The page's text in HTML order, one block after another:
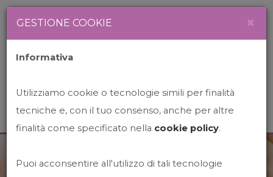
GESTIONE COOKIE ×
Informativa
Utilizziamo cookie o tecnologie simili per finalità
tecniche e, con il tuo consenso, anche per altre
finalità come specificato nella cookie policy.
Puoi acconsentire all'utilizzo di tali tecnologie